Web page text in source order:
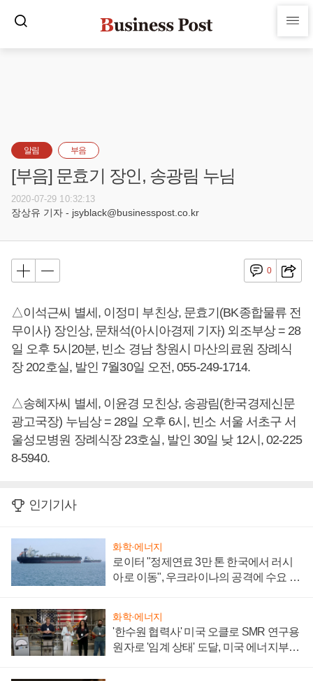
알림 부음
[부음] 문효기 장인, 송광림 누님
2020-07-29 10:32:13
장상유 기자 - jsyblack@businesspost.co.kr
0
△이석근씨 별세, 이정미 부친상, 문효기(BK종합물류 전
무이사) 장인상, 문채석(아시아경제 기자) 외조부상 = 28
일 오후 5시20분, 빈소 경남 창원시 마산의료원 장례식
장 202호실, 발인 7월30일 오전, 055-249-1714.
△송혜자씨 별세, 이윤경 모친상, 송광림(한국경제신문
광고국장) 누님상 = 28일 오후 6시, 빈소 서울 서초구 서
울성모병원 장례식장 23호실, 발인 30일 낮 12시, 02-225
8-5940.
인기기사
화학·에너지
로이터 "정제연료 3만 톤 한국에서 러시
아로 이동", 우크라이나의 공격에 수요 늘
화학·에너지
'한수원 협력사' 미국 오클로 SMR 연구용
원자로 '임계 상태' 도달, 미국 에너지부